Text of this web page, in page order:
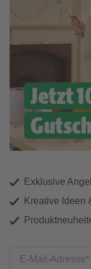
Exklusive
Kreative Ideen
E-Mail-Adresse